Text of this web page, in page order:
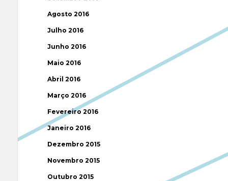
Agosto 2016
Julho 2016
Junho 2016
Maio 2016
Abril 2016
Março 2016
Fevereiro 2016
Janeiro 2016
Dezembro 2015
Novembro 2015
Outubro 2015